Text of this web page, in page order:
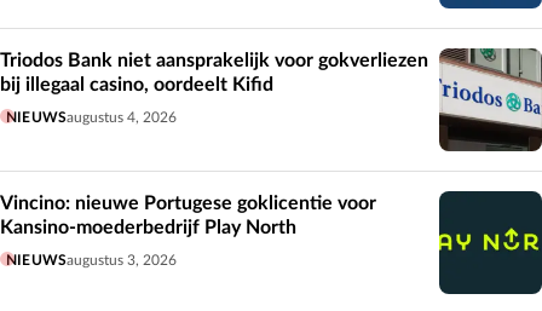
Triodos Bank niet aansprakelijk voor gokverliezen
bij illegaal casino, oordeelt Kifid
NIEUWSaugustus 4, 2026
Vincino: nieuwe Portugese goklicentie voor
Kansino-moederbedrijf Play North
NIEUWSaugustus 3, 2026